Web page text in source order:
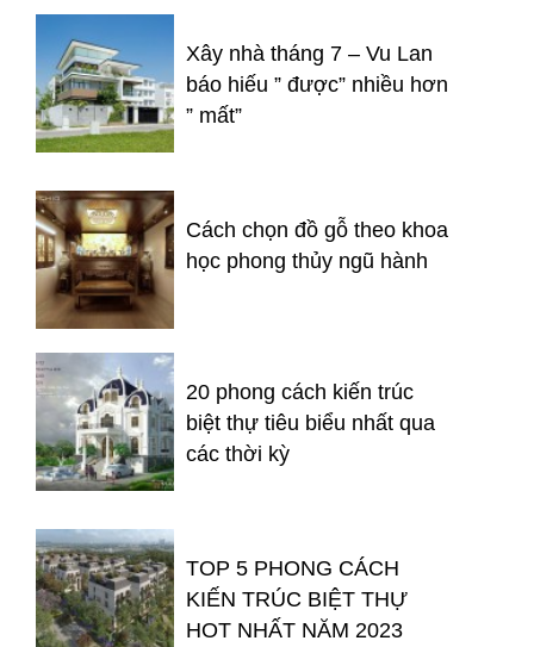
Xây nhà tháng 7 – Vu Lan
báo hiếu ” được” nhiều hơn
” mất”
Cách chọn đồ gỗ theo khoa
học phong thủy ngũ hành
20 phong cách kiến trúc
biệt thự tiêu biểu nhất qua
các thời kỳ
TOP 5 PHONG CÁCH
KIẾN TRÚC BIỆT THỰ
HOT NHẤT NĂM 2023